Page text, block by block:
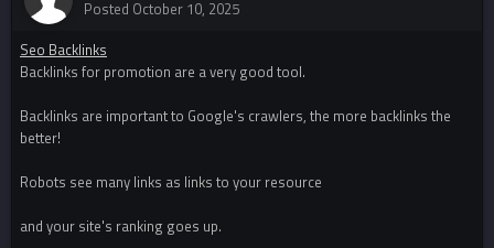
Posted October 10, 2025
Seo Backlinks
Backlinks for promotion are a very good tool.
Backlinks are important to Google's crawlers, the more backlinks the
better!
Robots see many links as links to your resource
and your site's ranking goes up.